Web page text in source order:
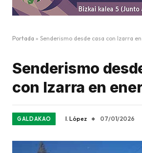
Portada » Senderismo desde casa con Izarra
Senderismo
con Izarra en
GALDAKAO I. López 07/01/2026